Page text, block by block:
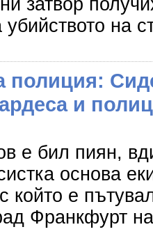
затвор
на
полиция:
и
е бил пиян,
основа
който е
Франкфурт